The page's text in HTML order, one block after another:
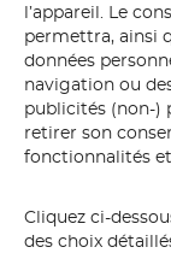
l’appareil. Le
permettra, ainsi
données
navigation ou
publicités (non-)
retirer son
fonctionnalités
Cliquez ci-
des choix